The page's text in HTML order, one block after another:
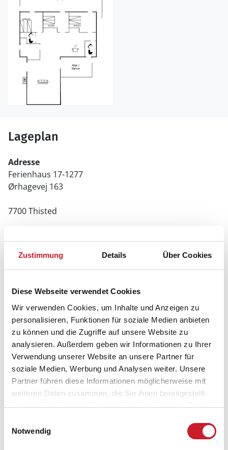
Zustimmung Details Über Cookies
Diese Webseite verwendet Cookies
Wir verwenden Cookies, um Inhalte und Anzeigen zu
personalisieren, Funktionen für soziale Medien anbieten
zu können und die Zugriffe auf unsere Website zu
analysieren. Außerdem geben wir Informationen zu Ihrer
Verwendung unserer Website an unsere Partner für
soziale Medien, Werbung und Analysen weiter. Unsere
Partner führen diese Informationen möglicherweise mit
weiteren Daten zusammen, die Sie ihnen bereitgestellt
haben oder die sie im Rahmen Ihrer Nutzung der Dienste
Notwendig
Lageplan
Adresse
Ferienhaus 17-1277
Ørhagevej 163
7700 Thisted
In Ihrem Browser scheint ein
Das Bereitstellen und Ausführen einiger
Funktionen wird dadurch auf dieser Seite
verhindert. Um die Funktionen nutzen zu können,
deaktivieren Sie bitte den Blocker für diese Seite
oder setzen sie auf Ihre Whitelist.
Hinweis:Nachdem Sie Ihre Erlaubnis gegeben
haben, können Sie weiterhin selbst bestimmen,
welche Funktionen genutzt werden sollen.
Belegungskalender